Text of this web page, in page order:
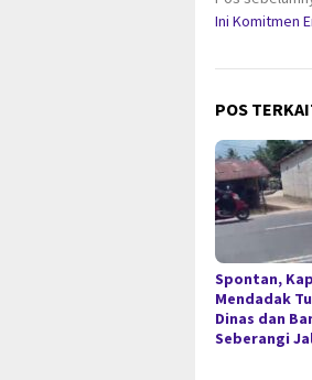
pos
Ini Komitmen
POS
Spontan,
Mendadak
Dinas dan
Seberangi